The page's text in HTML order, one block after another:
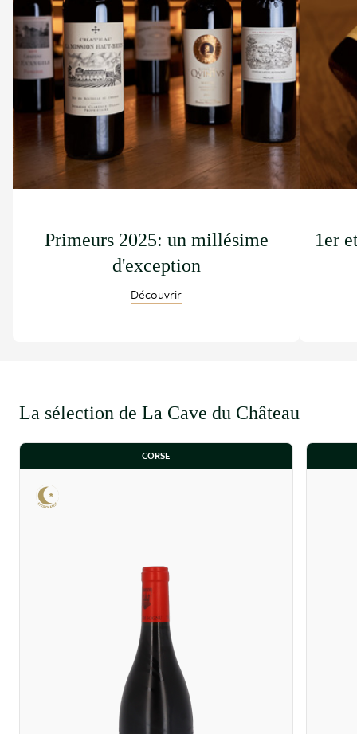
Primeurs 2025: un millésime
d'exception
Découvrir
1er
La sélection de La Cave du Château
CORSE